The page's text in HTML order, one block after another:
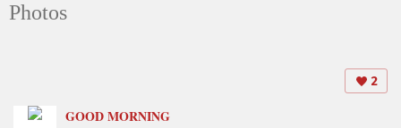
Photos
2
GOOD MORNING